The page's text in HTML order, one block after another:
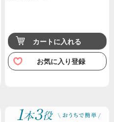
カートに入れる
お気に入り登録